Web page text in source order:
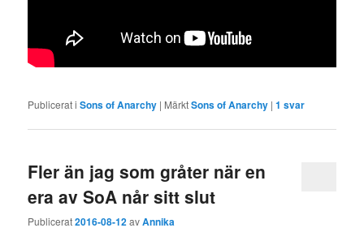
Publicerat i Sons of Anarchy | MärktSons of Anarchy |1 svar
Fler än jag som gråter när en
era av SoA når sitt slut
Publicerat2016-08-12avAnnika